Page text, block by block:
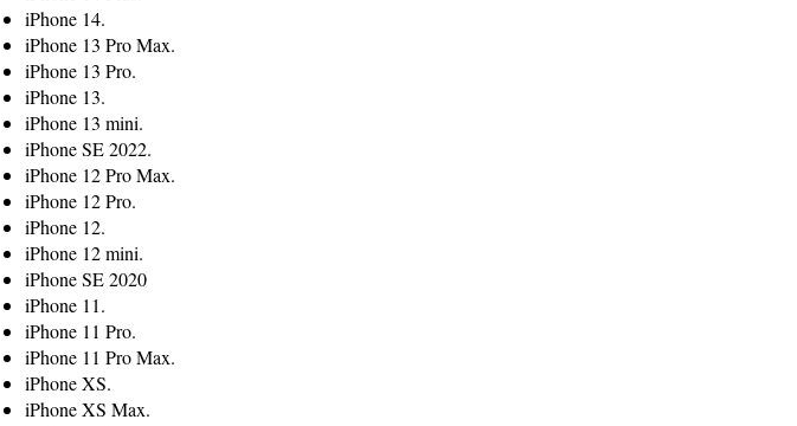
iPhone 14.
iPhone 13 Pro Max.
iPhone 13 Pro.
iPhone 13.
iPhone 13 mini.
iPhone SE 2022.
iPhone 12 Pro Max.
iPhone 12 Pro.
iPhone 12.
iPhone 12 mini.
iPhone SE 2020
iPhone 11.
iPhone 11 Pro.
iPhone 11 Pro Max.
iPhone XS.
iPhone XS Max.